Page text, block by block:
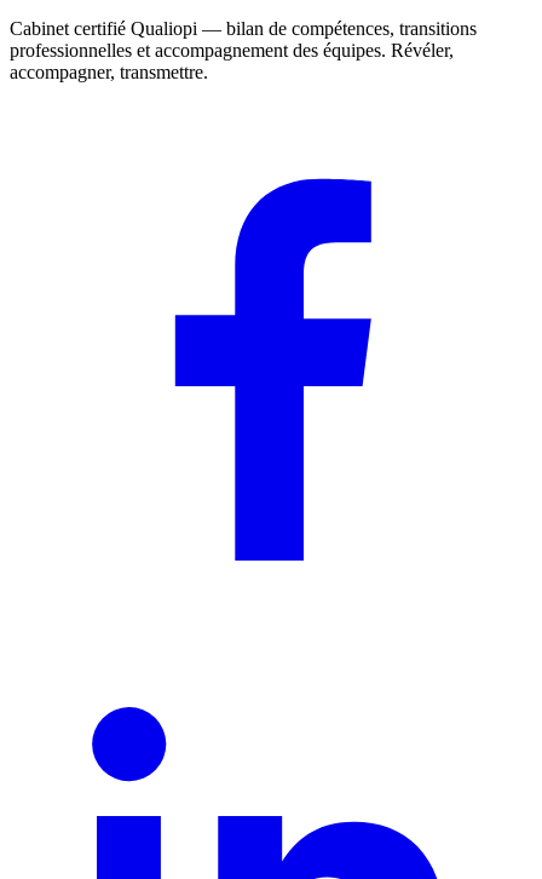
Cabinet certifié Qualiopi — bilan de compétences, transitions
professionnelles et accompagnement des équipes. Révéler,
accompagner, transmettre.